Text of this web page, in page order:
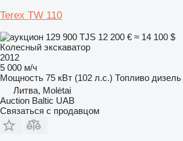
Terex TW 110
129 900 TJS 12 200 € ≈ 14 100 $
Колесный экскаватор
2012
5 000 м/ч
Мощность 75 кВт (102 л.с.) Топливо дизель
Литва, Molėtai
Auction Baltic UAB
Связаться с продавцом